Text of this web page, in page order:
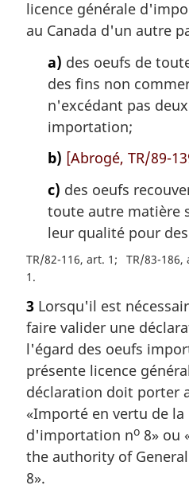
licence générale
au Canada d'un autre
a) des oeufs de
des fins non
n'excédant pas
importation;
b) [Abrogé, TR/89-
c) des oeufs
toute autre matière
leur qualité pour
TR/82-116, art. 1 TR/83-186,
1
3 Lorsqu'il est
faire valider une
l'égard des oeufs
présente licence
déclaration doit porter
«Importé en vertu de la
d'importation no 8» ou
the authority of
8».